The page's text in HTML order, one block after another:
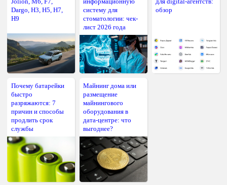
Dargo, H3, H5, H7,
H9
систему для
стоматологии: чек-
лист 2026 года
обзор
Почему батарейки
быстро
разряжаются: 7
причин и способы
продлить срок
службы
Майнинг дома или
размещение
майнингового
оборудования в
дата-центре: что
выгоднее?